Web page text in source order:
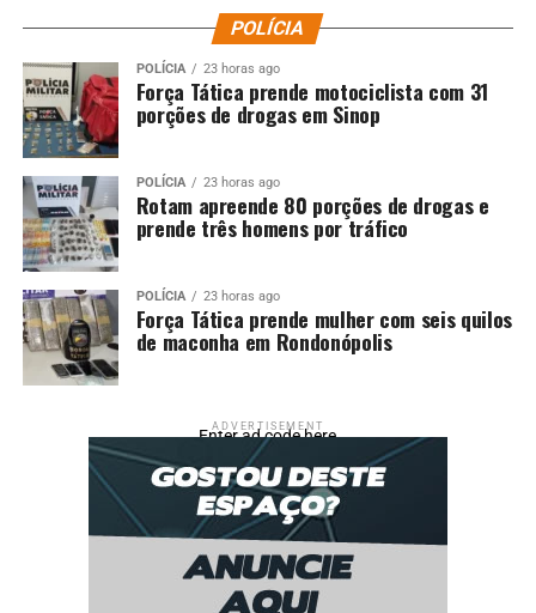
POLÍCIA
POLÍCIA 23 horas ago
Força Tática prende motociclista com 31
porções de drogas em Sinop
POLÍCIA 23 horas ago
Rotam apreende 80 porções de drogas e
prende três homens por tráfico
POLÍCIA 23 horas ago
Força Tática prende mulher com seis quilos
de maconha em Rondonópolis
ADVERTISEMENT
Enter ad code here